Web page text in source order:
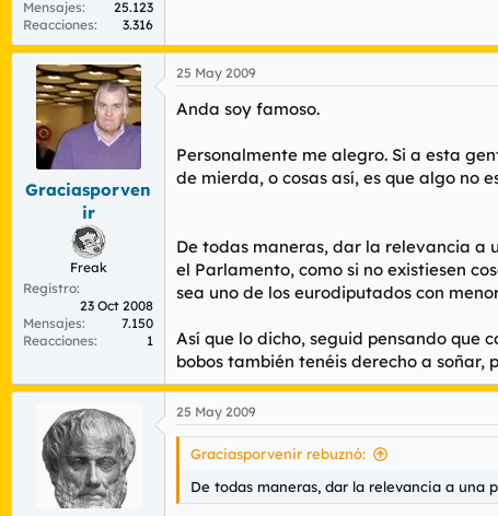
Mensajes
25.123
Reacciones
3.316
Graciasporven
ir
Freak
Registro
23 Oct 2008
Mensajes
7.150
Reacciones
1
25 May 2009
Anda soy famoso.
Personalmente me alegro. Si a esta
de mierda, o cosas así, es que algo no
De todas maneras, dar la relevancia a
el Parlamento, como si no existiesen
sea uno de los eurodiputados con
Así que lo dicho, seguid pensando que
bobos también tenéis derecho a soñar,
25 May 2009
Graciasporvenir rebuznó:
De todas maneras, dar la relevancia a una